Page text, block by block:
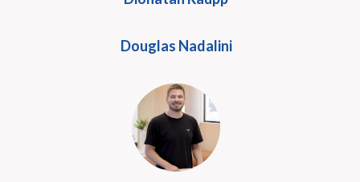
Douglas Nadalini